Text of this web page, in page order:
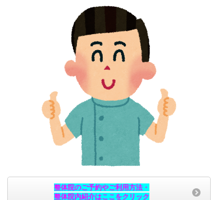
整体院のご予約やご利用方法・
整体院内紹介はここをクリック